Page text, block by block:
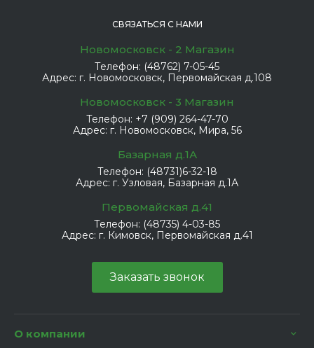
СВЯЗАТЬСЯ С НАМИ
Новомосковск - 2 Магазин
Телефон: (48762) 7-05-45
Адрес: г. Новомосковск, Первомайская д.108
Новомосковск - 3 Магазин
Телефон: +7 (909) 264-47-70
Адрес: г. Новомосковск, Мира, 56
Базарная д.1А
Телефон: (48731)6-32-18
Адрес: г. Узловая, Базарная д.1А
Первомайская д.41
Телефон: (48735) 4-03-85
Адрес: г. Кимовск, Первомайская д.41
Заказать звонок
О компании